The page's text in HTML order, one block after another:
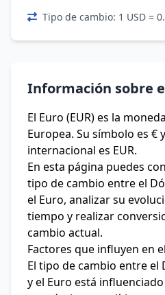
Tipo de cambio: 1 USD =
Información sobre
El Euro (EUR) es la
Europea. Su símbolo es €
internacional es EUR.
En esta página puedes
tipo de cambio entre el
el Euro, analizar su
tiempo y realizar
cambio actual.
Factores que influyen en
El tipo de cambio entre
y el Euro está